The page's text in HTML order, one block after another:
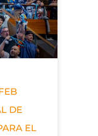
DE
EL